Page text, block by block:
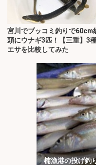
宮川でブッコミ釣りで60cm
頭にウナギ3匹！【三重】3
エサを比較してみた
楠漁港の投げ釣